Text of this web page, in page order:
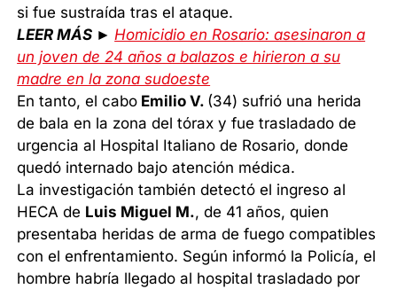
si fue sustraída tras el ataque.
LEER MÁS ►Homicidio en Rosario: asesinaron a
un joven de 24 años a balazos e hirieron a su
madre en la zona sudoeste
En tanto, el cabo Emilio V. (34) sufrió una herida
de bala en la zona del tórax y fue trasladado de
urgencia al Hospital Italiano de Rosario, donde
quedó internado bajo atención médica.
La investigación también detectó el ingreso al
HECA de Luis Miguel M., de 41 años, quien
presentaba heridas de arma de fuego compatibles
con el enfrentamiento. Según informó la Policía, el
hombre habría llegado al hospital trasladado por